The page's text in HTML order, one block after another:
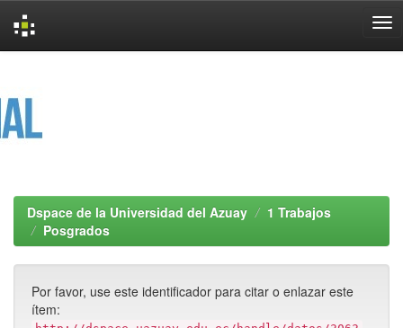
Dspace de la Universidad del Azuay
1 Trabajos
Posgrados
Por favor, use este identificador para citar o enlazar este
ítem: